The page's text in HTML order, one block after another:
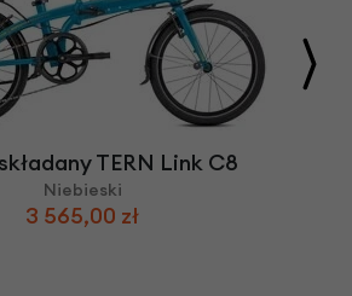
TERN Link C8
Niebieski
3 565,00 zł